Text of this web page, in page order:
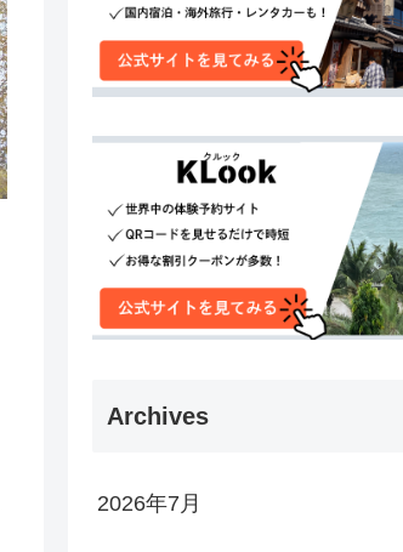
Archives
2026年7月